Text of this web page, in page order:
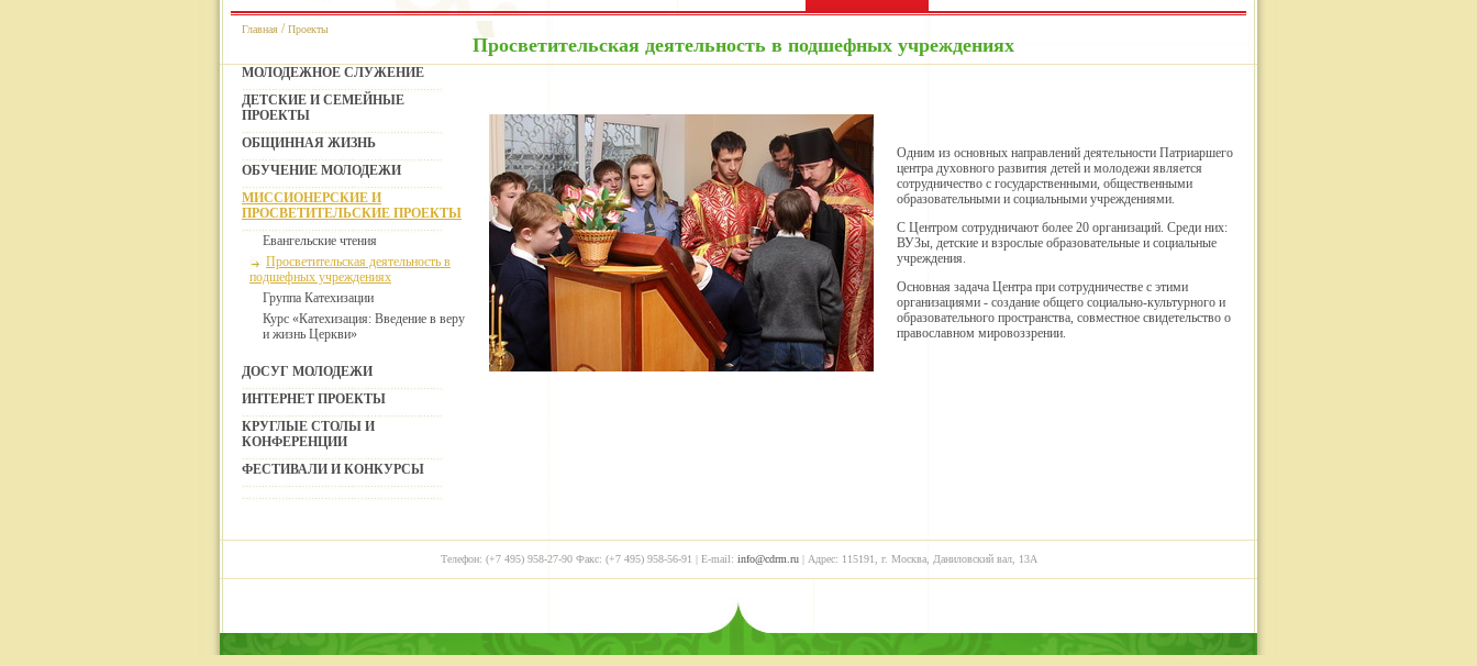
Главная /Проекты
Просветительская деятельность в подшефных учреждениях
МОЛОДЕЖНОЕ СЛУЖЕНИЕ
ДЕТСКИЕ И СЕМЕЙНЫЕ
ПРОЕКТЫ
ОБЩИННАЯ ЖИЗНЬ
ОБУЧЕНИЕ МОЛОДЕЖИ
МИССИОНЕРСКИЕ И
ПРОСВЕТИТЕЛЬСКИЕ ПРОЕКТЫ
Евангельские чтения
Просветительская деятельность в
подшефных учреждениях
Группа Катехизации
Курс «Катехизация: Введение в веру
и жизнь Церкви»
ДОСУГ МОЛОДЕЖИ
ИНТЕРНЕТ ПРОЕКТЫ
КРУГЛЫЕ СТОЛЫ И
КОНФЕРЕНЦИИ
ФЕСТИВАЛИ И КОНКУРСЫ
Одним из основных направлений деятельности Патриаршего
центра духовного развития детей и молодежи является
сотрудничество с государственными, общественными
образовательными и социальными учреждениями.
С Центром сотрудничают более 20 организаций. Среди них:
ВУЗы, детские и взрослые образовательные и социальные
учреждения.
Основная задача Центра при сотрудничестве с этими
организациями - создание общего социально-культурного и
образовательного пространства, совместное свидетельство о
православном мировоззрении.
Телефон: (+7 495) 958-27-90 Факс: (+7 495) 958-56-91 | E-mail: info@cdrm.ru| Адрес: 115191, г. Москва, Даниловский вал, 13А